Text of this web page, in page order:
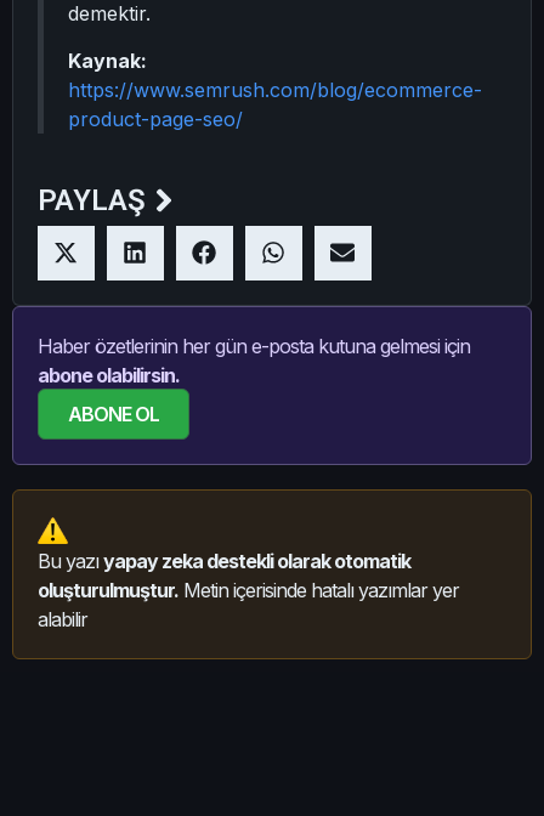
demektir.
Kaynak:
https://www.semrush.com/blog/ecommerce-
product-page-seo/
PAYLAŞ
Haber özetlerinin her gün e-posta kutuna gelmesi için
abone olabilirsin.
ABONE OL
Bu yazıyapay zeka destekli olarak otomatik
oluşturulmuştur. Metin içerisinde hatalı yazımlar yer
alabilir